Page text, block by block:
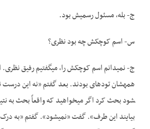
ج- بله، مسئول رسمیش بود.
س- اسم کوچکش چه بود نظری؟
ج- نمی­دانم اسم کوچکش را، می­گفتیم رفیق نظری.
شود بحث کرد اگر می­خواهید که واقعاً بحث به
بیایند این طرف». گفت «نمی­شود». گفتم «به